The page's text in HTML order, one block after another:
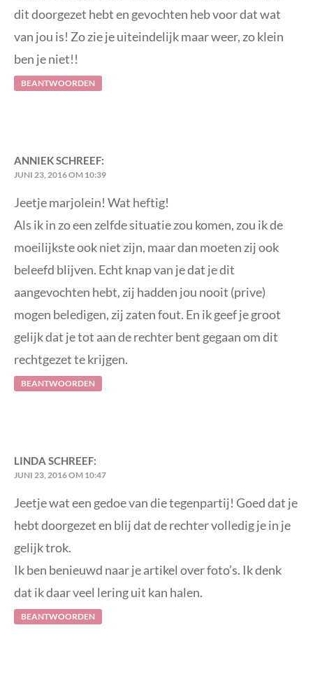
dit doorgezet hebt en gevochten heb voor dat wat
van jou is! Zo zie je uiteindelijk maar weer, zo klein
ben je niet!!
BEANTWOORDEN
ANNIEKSCHREEF:
JUNI 23, 2016 OM 10:39
Jeetje marjolein! Wat heftig!
Als ik in zo een zelfde situatie zou komen, zou ik de
moeilijkste ook niet zijn, maar dan moeten zij ook
beleefd blijven. Echt knap van je dat je dit
aangevochten hebt, zij hadden jou nooit (prive)
mogen beledigen, zij zaten fout. En ik geef je groot
gelijk dat je tot aan de rechter bent gegaan om dit
rechtgezet te krijgen.
BEANTWOORDEN
LINDA SCHREEF:
JUNI 23, 2016 OM 10:47
Jeetje wat een gedoe van die tegenpartij! Goed dat je
hebt doorgezet en blij dat de rechter volledig je in je
gelijk trok.
Ik ben benieuwd naar je artikel over foto’s. Ik denk
dat ik daar veel lering uit kan halen.
BEANTWOORDEN